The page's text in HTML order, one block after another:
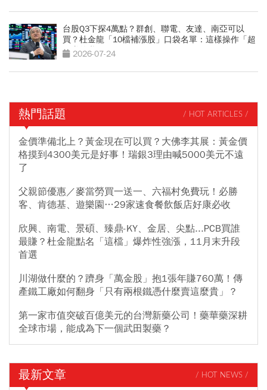
台股Q3下探4萬點？群創、聯電、友達、南亞可以
買？杜金龍「10檔補漲股」口袋名單：這樣操作「超
好賺的啦」
2026-07-24
熱門話題 / HOT ARTICLES /
金價準備北上？黃金現在可以買？大佛李其展：黃金價
格摸到4300美元是好事！瑞銀3理由喊5000美元不遠
了
父親節優惠／麥當勞買一送一、六福村免費玩！必勝
客、肯德基、遊樂園…29家速食餐飲飯店好康必收
欣興、南電、景碩、臻鼎-KY、金居、尖點...PCB買誰
最賺？杜金龍點名「這檔」爆炸性強漲，11月末升段
首選
川湖做什麼的？躋身「萬金股」抱1張年賺760萬！傳
產鐵工廠如何翻身「只有兩根鐵憑什麼賣這麼貴」？
第一家市值突破百億美元的台灣新藥公司！藥華藥深耕
全球市場，能成為下一個武田製藥？
最新文章 / HOT NEWS /